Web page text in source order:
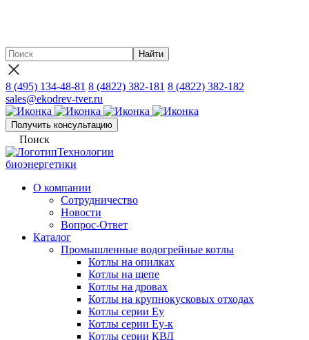
8 (495) 134-48-81 8 (4822) 382-181 8 (4822) 382-182
sales@ekodrev-tver.ru
Получить консультацию
Поиск
Технологии
биоэнергетики
О компании
Сотрудничество
Новости
Вопрос-Ответ
Каталог
Промышленные водогрейные котлы
Котлы на опилках
Котлы на щепе
Котлы на дровах
Котлы на крупнокусковых отходах
Котлы серии Еу
Котлы серии Еу-к
Котлы серии КВД